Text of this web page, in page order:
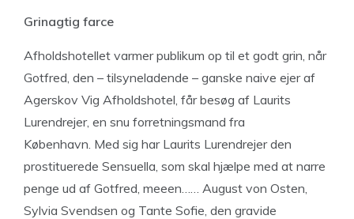
Grinagtig farce
Afholdshotellet varmer publikum op til et godt grin, når
Gotfred, den – tilsyneladende – ganske naive ejer af
Agerskov Vig Afholdshotel, får besøg af Laurits
Lurendrejer, en snu forretningsmand fra
København. Med sig har Laurits Lurendrejer den
prostituerede Sensuella, som skal hjælpe med at narre
penge ud af Gotfred, meeen…… August von Osten,
Sylvia Svendsen og Tante Sofie, den gravide